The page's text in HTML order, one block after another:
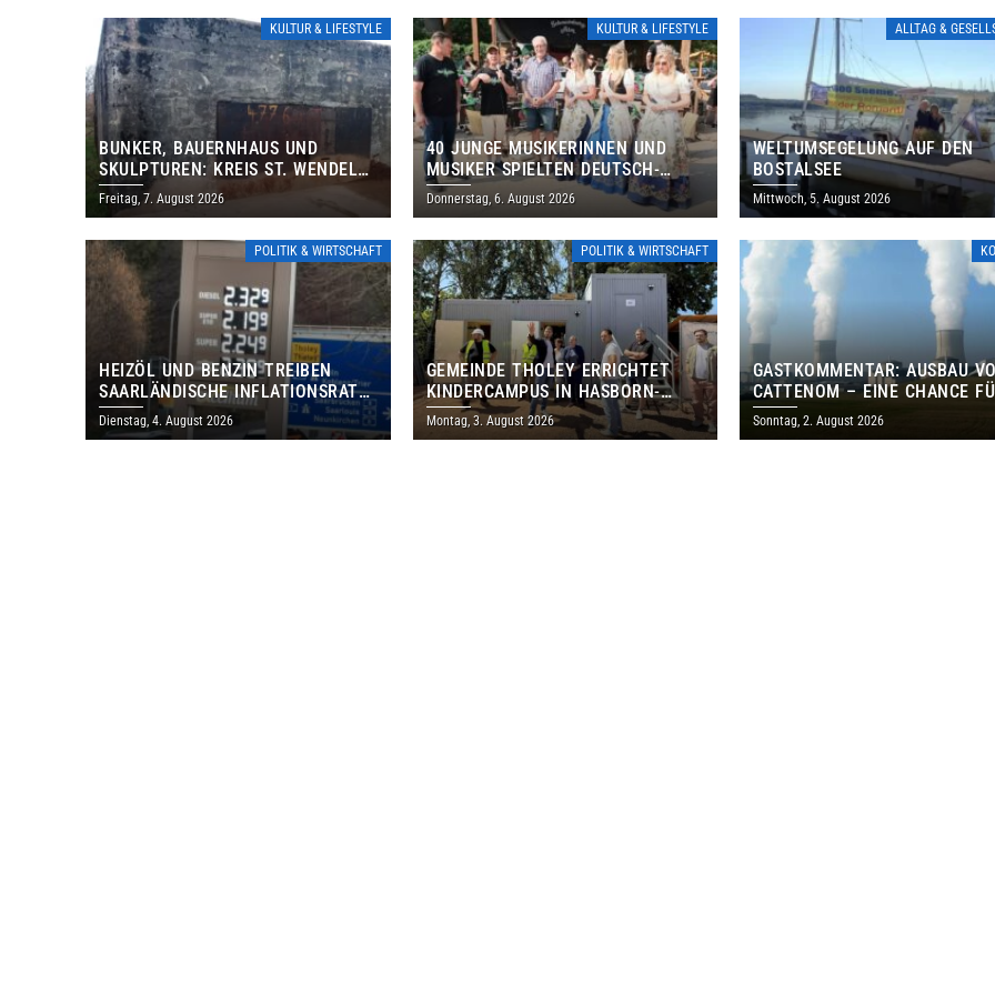
KULTUR & LIFESTYLE
BUNKER, BAUERNHAUS UND
SKULPTUREN: KREIS ST. WENDEL
LÄDT ZUM TAG DES OFFENEN
DENKMALS EIN
Freitag, 7. August 2026
KULTUR & LIFESTYLE
40 JUNGE MUSIKERINNEN UND
MUSIKER SPIELTEN DEUTSCH-
BRASILIANISCHES PROGRAMM IN
THOLEY
Donnerstag, 6. August 2026
ALLTAG &
WELTUMSEGELUNG AUF DEN
BOSTALSEE
Mittwoch, 5. August 2026
POLITIK & WIRTSCHAFT
HEIZÖL UND BENZIN TREIBEN
SAARLÄNDISCHE INFLATIONSRATE
IM JULI AUF 3,2 PROZENT
Dienstag, 4. August 2026
POLITIK & WIRTSCHAFT
GEMEINDE THOLEY ERRICHTET
KINDERCAMPUS IN HASBORN-
DAUTWEILER FÜR RUND 8,5 BIS 9
MILLIONEN EURO
Montag, 3. August 2026
GASTKOMMENTAR: AUSBAU
CATTENOM – EINE CHANCE
LOTHRINGEN UND DAS
Sonntag, 2. August 2026